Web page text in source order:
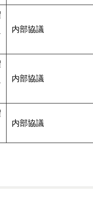
内部協議
内部協議
内部協議